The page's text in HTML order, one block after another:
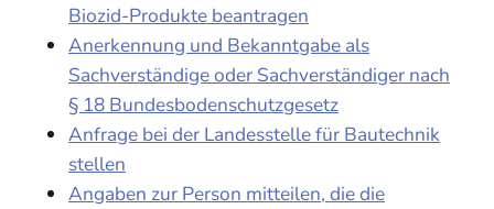
Biozid-Produkte beantragen
Anerkennung und Bekanntgabe als
Sachverständige oder Sachverständiger nach
§ 18 Bundesbodenschutzgesetz
Anfrage bei der Landesstelle für Bautechnik
stellen
Angaben zur Person mitteilen, die die